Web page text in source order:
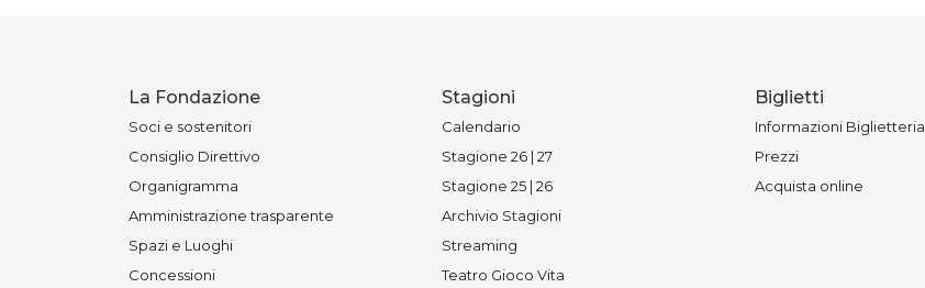
La Fondazione
Soci e sostenitori
Consiglio Direttivo
Organigramma
Amministrazione trasparente
Spazi e Luoghi
Concessioni
Stagioni
Calendario
Stagione 26 | 27
Stagione 25 | 26
Archivio Stagioni
Streaming
Teatro Gioco Vita
Biglietti
Informazioni Biglietteria
Prezzi
Acquista online